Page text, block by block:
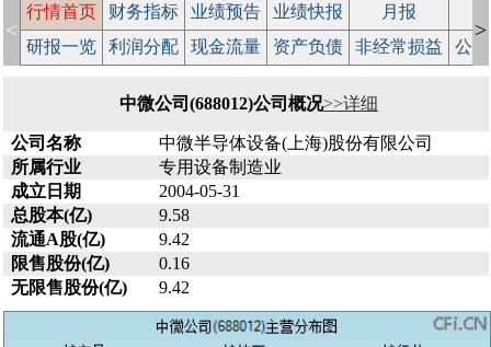
<
行情首页 财务指标 业绩预告 业绩快报 月报
研报一览
利润分配 现金流量 资产负债 非经常损益 公
>
中微公司(688012)公司概况>>详细
公司名称
中微半导体设备(上海)股份有限公司
所属行业
专用设备制造业
成立日期
2004-05-31
总股本(亿)
9.58
流通A股(亿)
9.42
限售股份(亿)
0.16
无限售股份(亿)
9.42